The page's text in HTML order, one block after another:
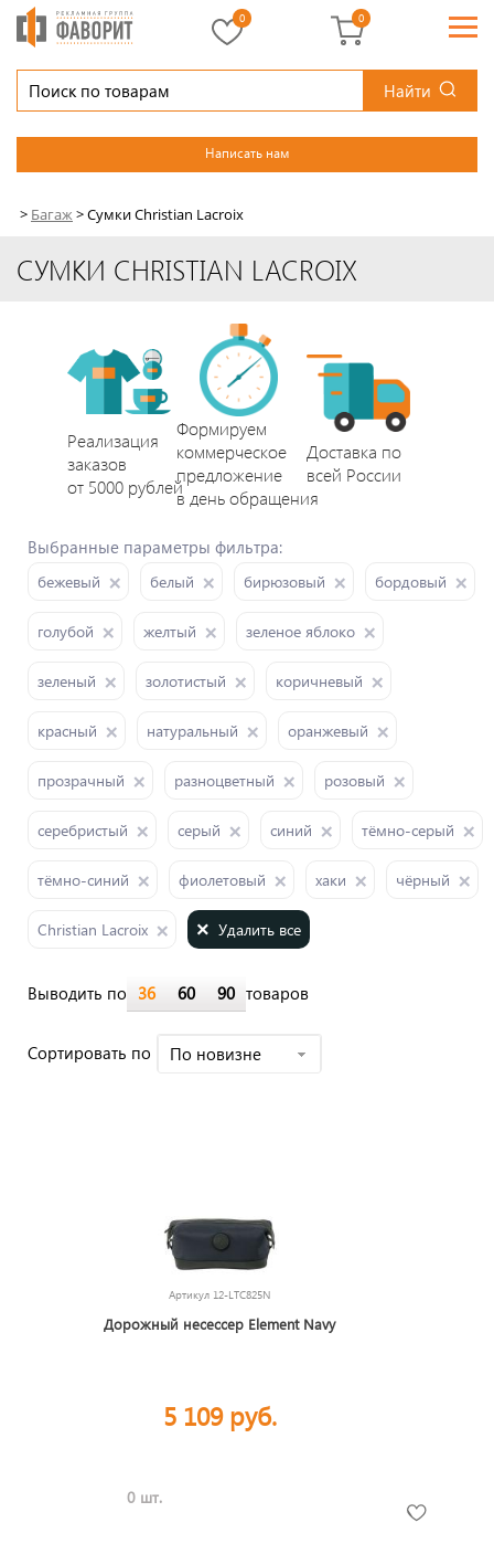
Найти
Написать нам
0 0
> Багаж >Сумки Christian Lacroix
СУМКИ CHRISTIAN LACROIX
Реализация
заказов
от 5000 рублей
Формируем
коммерческое
предложение
в день обращения
Доставка по
всей России
Выбранные параметры фильтра:
бежевый белый бирюзовый бордовый
голубой желтый зеленое яблоко
зеленый золотистый коричневый
красный натуральный оранжевый
прозрачный разноцветный розовый
серебристый серый синий тёмно-серый
тёмно-синий фиолетовый хаки чёрный
Christian Lacroix Удалить все
Выводить по 36 60 90 товаров
Cортировать по По новизне
Артикул 12-LTC825N
Дорожный несессер Element Navy
5 109 руб.
0 шт.